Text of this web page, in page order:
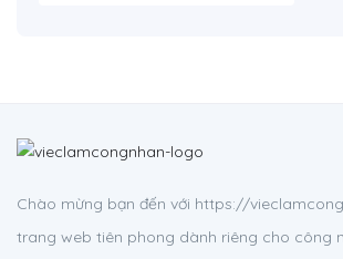
Chào mừng bạn đến với https://
trang web tiên phong dành riêng cho công